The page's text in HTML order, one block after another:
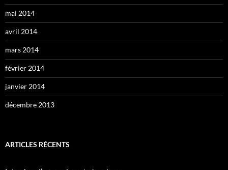
mai 2014
avril 2014
mars 2014
février 2014
janvier 2014
décembre 2013
ARTICLES RÉCENTS